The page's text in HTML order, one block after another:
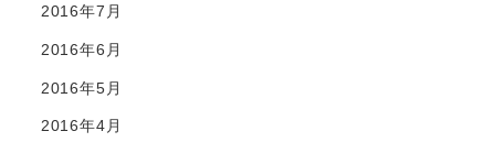
2016年7月
2016年6月
2016年5月
2016年4月